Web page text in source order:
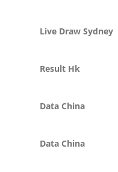
Live Draw Sydney
Result Hk
Data China
Data China